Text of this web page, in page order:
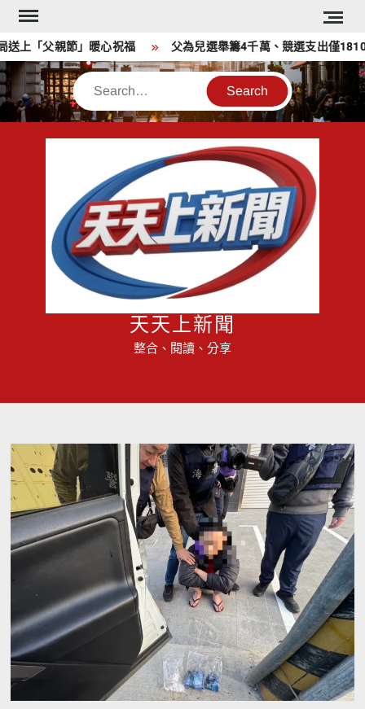
Skip
content
「父親節」暖心祝福 父為兒選舉籌4千萬、競選支出僅1810萬
Search
天天上新聞
整合、閱讀、分享